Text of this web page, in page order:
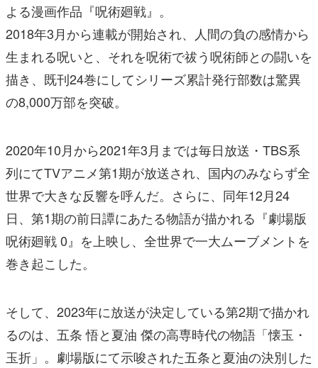
よる漫画作品『呪術廻戦』。
2018年3月から連載が開始され、人間の負の感情から
生まれる呪いと、それを呪術で祓う呪術師との闘いを
描き、既刊24巻にしてシリーズ累計発行部数は驚異
の8,000万部を突破。
2020年10月から2021年3月までは毎日放送・TBS系
列にてTVアニメ第1期が放送され、国内のみならず全
世界で大きな反響を呼んだ。さらに、同年12月24
日、第1期の前日譚にあたる物語が描かれる『劇場版
呪術廻戦 0』を上映し、全世界で一大ムーブメントを
巻き起こした。
そして、2023年に放送が決定している第2期で描かれ
るのは、五条 悟と夏油 傑の高専時代の物語「懐玉・
玉折」。劇場版にて示唆された五条と夏油の決別した